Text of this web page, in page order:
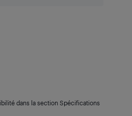
dans la section Spécifications